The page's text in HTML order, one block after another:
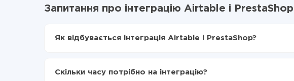
Запитання про інтеграцію Airtable і PrestaShop
Як відбувається інтеграція Airtable і PrestaShop?
Включаєте автооновлення
Скільки часу потрібно на інтеграцію?